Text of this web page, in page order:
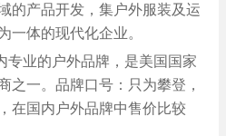
的产品开发，集户外服装及运
一体的现代化企业。
业的户外品牌，是美国国家
之一。品牌口号：只为攀登，
在国内户外品牌中售价比较